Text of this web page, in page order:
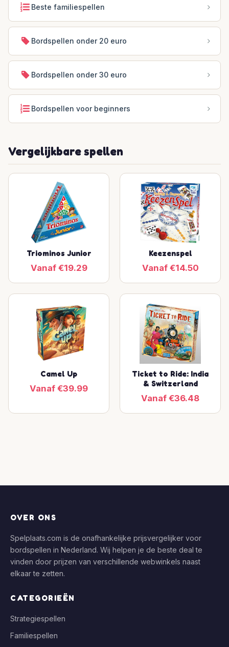
Beste familiespellen
Bordspellen onder 20 euro
Bordspellen onder 30 euro
Bordspellen voor beginners
Vergelijkbare spellen
Triominos Junior
Vanaf €19.29
Keezenspel
Vanaf €14.50
Camel Up
Vanaf €39.99
Ticket to Ride: India
& Switzerland
Vanaf €36.48
OVER ONS
Spelplaats.com is de onafhankelijke prijsvergelijker voor
bordspellen in Nederland. Wij helpen je de beste deal te
vinden door prijzen van verschillende webwinkels naast
elkaar te zetten.
CATEGORIEËN
Strategiespellen
Familiespellen